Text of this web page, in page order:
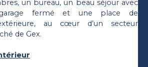
un bureau, un beau séjour avec
fermé et une place de
au cœur d’un secteur
de Gex.